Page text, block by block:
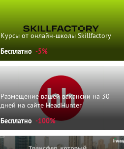
Курсы от онлайн-школы Skillfactory
Бесплатно -5%
Размещение вашей вакансии на 30
дней на сайте HeadHunter
Бесплатно -100%